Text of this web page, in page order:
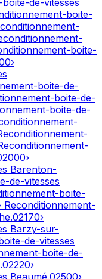
de-vitesses
boite-
boite-
›
boite-de-
boite-de-
boite-de-
›
Barenton-
de-vitesses
boite-
Reconditionnement-
.02170›
Barzy-sur-
de-vitesses
boite-de-
.02220›